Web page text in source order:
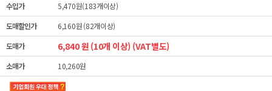
수입가
5,470원(183개이상)
도매할인가
6,160원 (82개이상)
도매가
6,840 원 (10개 이상) (VAT별도)
소매가 10,260원